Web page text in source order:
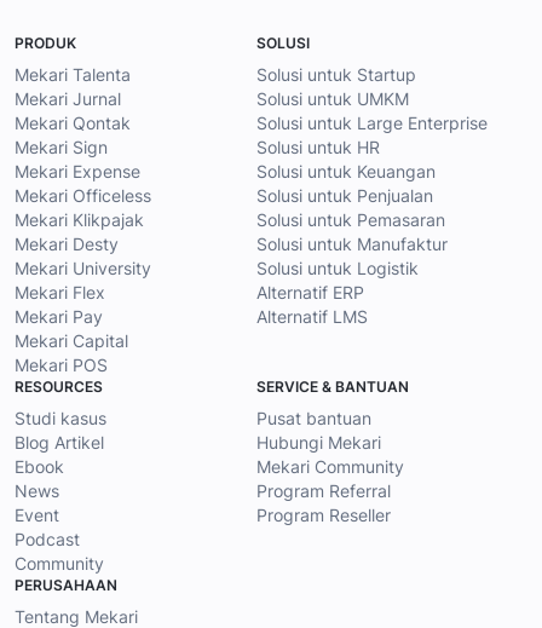
PRODUK
Mekari Talenta
Mekari Jurnal
Mekari Qontak
Mekari Sign
Mekari Expense
Mekari Officeless
Mekari Klikpajak
Mekari Desty
Mekari University
Mekari Flex
Mekari Pay
Mekari Capital
Mekari POS
SOLUSI
Solusi untuk Startup
Solusi untuk UMKM
Solusi untuk Large Enterprise
Solusi untuk HR
Solusi untuk Keuangan
Solusi untuk Penjualan
Solusi untuk Pemasaran
Solusi untuk Manufaktur
Solusi untuk Logistik
Alternatif ERP
Alternatif LMS
RESOURCES
Studi kasus
Blog Artikel
Ebook
News
Event
Podcast
Community
SERVICE & BANTUAN
Pusat bantuan
Hubungi Mekari
Mekari Community
Program Referral
Program Reseller
PERUSAHAAN
Tentang Mekari